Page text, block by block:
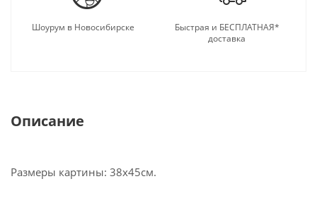
Шоурум в Новосибирске
Быстрая и БЕСПЛАТНАЯ*
доставка
Описание
Размеры картины: 38х45см.